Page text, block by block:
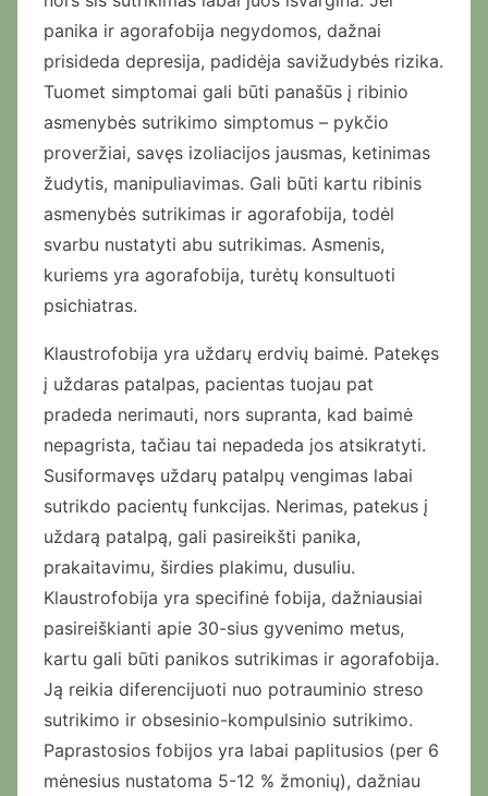
panika ir agorafobija negydomos, dažnai
prisideda depresija, padidėja savižudybės rizika.
Tuomet simptomai gali būti panašūs į ribinio
asmenybės sutrikimo simptomus – pykčio
proveržiai, savęs izoliacijos jausmas, ketinimas
žudytis, manipuliavimas. Gali būti kartu ribinis
asmenybės sutrikimas ir agorafobija, todėl
svarbu nustatyti abu sutrikimas. Asmenis,
kuriems yra agorafobija, turėtų konsultuoti
psichiatras.
Klaustrofobija yra uždarų erdvių baimė. Patekęs
į uždaras patalpas, pacientas tuojau pat
pradeda nerimauti, nors supranta, kad baimė
nepagrista, tačiau tai nepadeda jos atsikratyti.
Susiformavęs uždarų patalpų vengimas labai
sutrikdo pacientų funkcijas. Nerimas, patekus į
uždarą patalpą, gali pasireikšti panika,
prakaitavimu, širdies plakimu, dusuliu.
Klaustrofobija yra specifinė fobija, dažniausiai
pasireiškianti apie 30-sius gyvenimo metus,
kartu gali būti panikos sutrikimas ir agorafobija.
Ją reikia diferencijuoti nuo potrauminio streso
sutrikimo ir obsesinio-kompulsinio sutrikimo.
Paprastosios fobijos yra labai paplitusios (per 6
mėnesius nustatoma 5-12 % žmonių), dažniau